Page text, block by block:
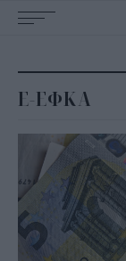
navigation
E-ΕΦΚΑ